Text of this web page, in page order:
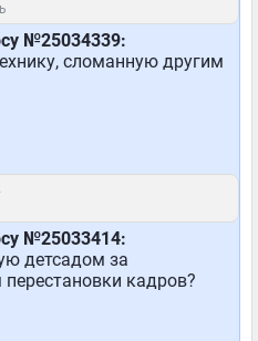
№25034339:
сломанную другим
№25033414:
детсадом за
кадров?